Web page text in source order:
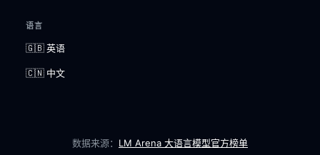
语言
🇬🇧 英语
🇨🇳 中文
数据来源： LM Arena 大语言模型官方榜单